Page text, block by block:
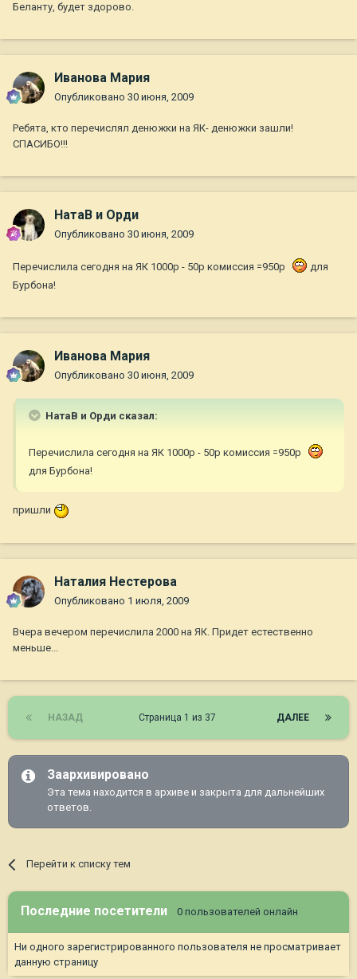
Беланту, будет здорово.
Иванова Мария
Опубликовано 30 июня, 2009
Ребята, кто перечислял денюжки на ЯК- денюжки зашли!
СПАСИБО!!!
НатаВ и Орди
Опубликовано 30 июня, 2009
Перечислила сегодня на ЯК 1000р - 50р комиссия =950p
для
Бурбона!
Иванова Мария
Опубликовано 30 июня, 2009
НатаВ и Орди сказал:
Перечислила сегодня на ЯК 1000р - 50р комиссия =950p
для Бурбона!
пришли
Наталия Нестерова
Опубликовано 1 июля, 2009
Вчера вечером перечислила 2000 на ЯК. Придет естественно
меньше...
НАЗАД ДАЛЕЕ
Страница 1 из 37
Заархивировано
Эта тема находится в архиве и закрыта для дальнейших
ответов.
Перейти к списку тем
Последние посетители 0 пользователей онлайн
Ни одного зарегистрированного пользователя не просматривает
данную страницу